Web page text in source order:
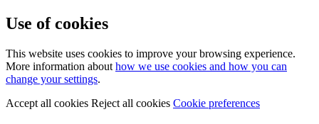
Use of cookies
This website uses cookies to improve your browsing experience.
More information about how we use cookies and how you can
change your settings.
Accept all cookies Reject all cookies Cookie preferences